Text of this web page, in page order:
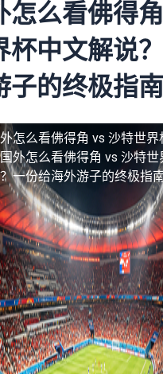
怎么看佛得
杯中文解说
子的终极指南
怎么看佛得角 vs 沙特世界
外怎么看佛得角 vs 沙特世
一份给海外游子的终极指